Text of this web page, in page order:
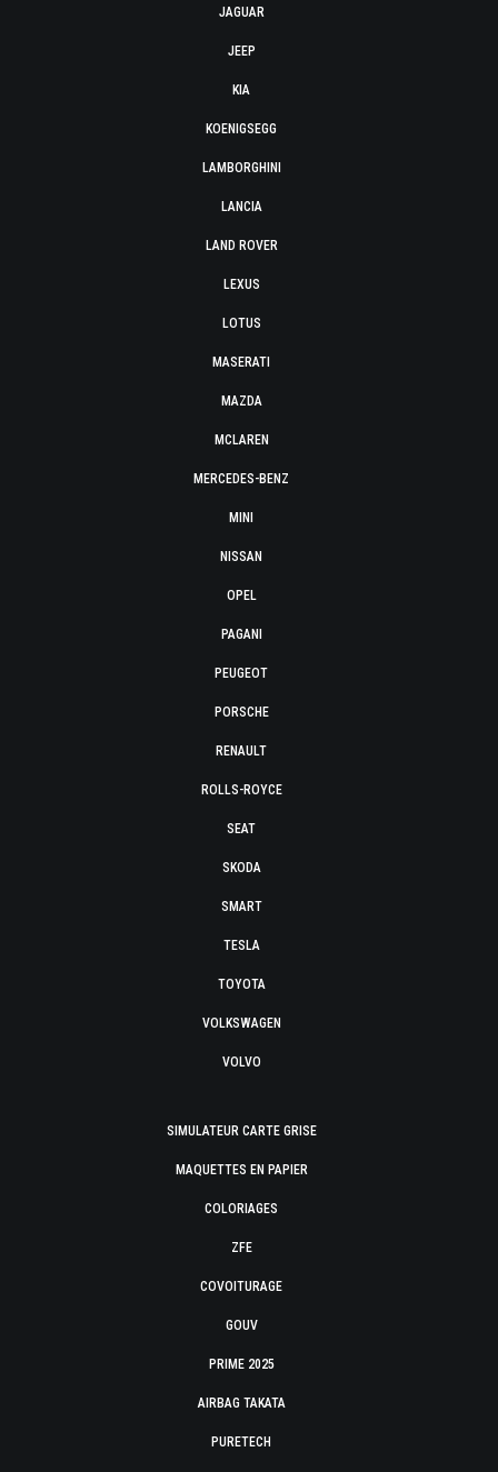
JAGUAR
JEEP
KIA
KOENIGSEGG
LAMBORGHINI
LANCIA
LAND ROVER
LEXUS
LOTUS
MASERATI
MAZDA
MCLAREN
MERCEDES-BENZ
MINI
NISSAN
OPEL
PAGANI
PEUGEOT
PORSCHE
RENAULT
ROLLS-ROYCE
SEAT
SKODA
SMART
TESLA
TOYOTA
VOLKSWAGEN
VOLVO
SIMULATEUR CARTE GRISE
MAQUETTES EN PAPIER
COLORIAGES
ZFE
COVOITURAGE
GOUV
PRIME 2025
AIRBAG TAKATA
PURETECH